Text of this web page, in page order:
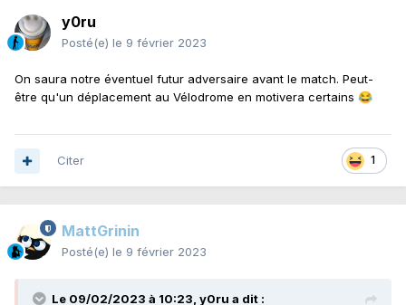
y0ru
Posté(e) le 9 février 2023
On saura notre éventuel futur adversaire avant le match. Peut-
être qu'un déplacement au Vélodrome en motivera certains 😂
1
Citer
MattGrinin
Posté(e) le 9 février 2023
Le 09/02/2023 à 10:23, y0ru a dit :